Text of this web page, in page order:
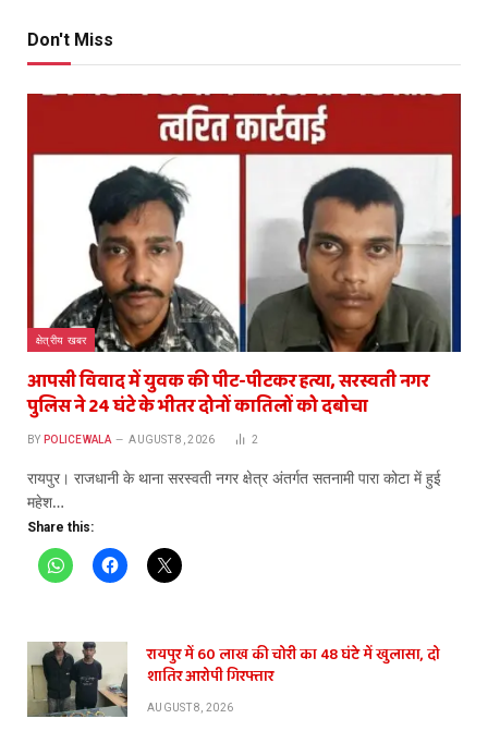
Don't Miss
क्षेत्रीय खबर
आपसी विवाद में युवक की पीट-पीटकर हत्या, सरस्वती नगर
पुलिस ने 24 घंटे के भीतर दोनों कातिलों को दबोचा
BY POLICEWALA AUGUST 8, 2026 2
​रायपुर। राजधानी के थाना सरस्वती नगर क्षेत्र अंतर्गत सतनामी पारा कोटा में हुई
महेश…
Share this:
रायपुर में 60 लाख की चोरी का 48 घंटे में खुलासा, दो
शातिर आरोपी गिरफ्तार
AUGUST 8, 2026